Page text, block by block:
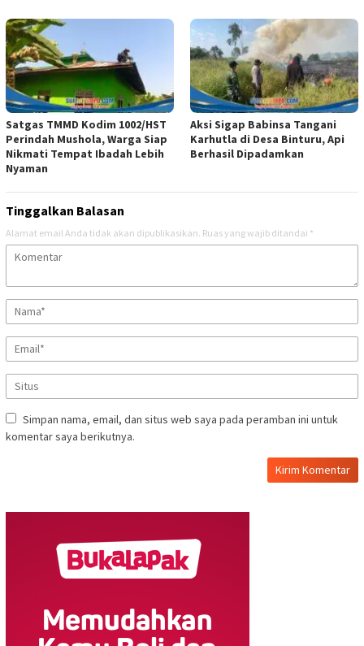
Satgas TMMD Kodim 1002/HST
Perindah Mushola, Warga Siap
Nikmati Tempat Ibadah Lebih
Nyaman
Aksi Sigap Babinsa Tangani
Karhutla di Desa Binturu, Api
Berhasil Dipadamkan
Tinggalkan Balasan
Alamat email Anda tidak akan dipublikasikan. Ruas yang wajib ditandai *
Simpan nama, email, dan situs web saya pada peramban ini untuk
komentar saya berikutnya.